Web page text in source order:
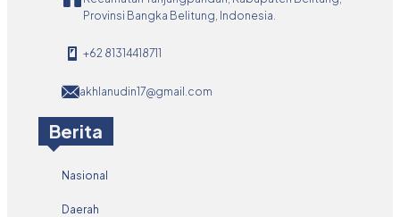
Provinsi Bangka Belitung, Indonesia.
+62 81314418711
akhlanudin17@gmail.com
Berita
Nasional
Daerah